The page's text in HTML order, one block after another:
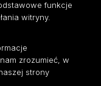
funkcje
witryny.
zrozumieć, w
strony